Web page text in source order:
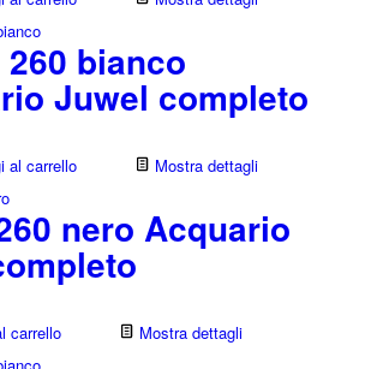
bianco
Juwel completo
al carrello
Mostra dettagli
nero Acquario
carrello
Mostra dettagli